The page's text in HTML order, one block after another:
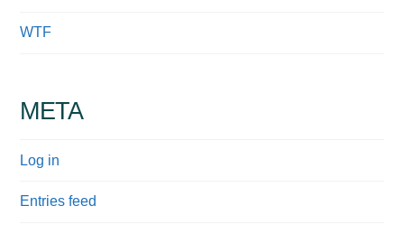
WTF
META
Log in
Entries feed